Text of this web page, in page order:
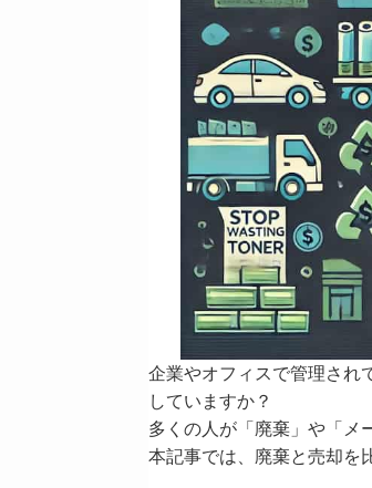
企業やオフィスで管理され
していますか？
多くの人が「廃棄」や「メ
本記事では、廃棄と売却を